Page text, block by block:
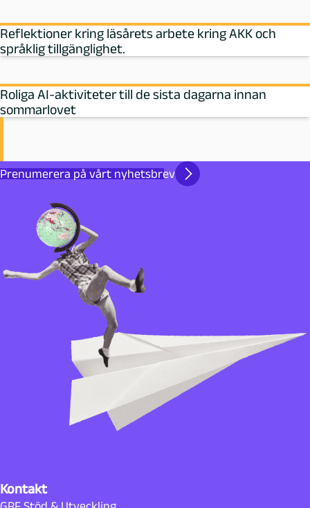
Reflektioner kring läsårets arbete kring AKK och
språklig tillgänglighet.
Roliga AI-aktiviteter till de sista dagarna innan
sommarlovet
Prenumerera på vårt nyhetsbrev
Kontakt